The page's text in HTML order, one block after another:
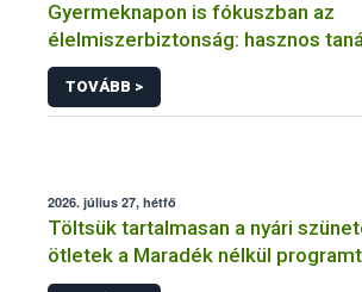
Gyermeknapon is fókuszban az
élelmiszerbiztonság: hasznos
től
TOVÁBB >
2026. július 27, hétfő
Töltsük tartalmasan a nyári
ötletek a Maradék nélkül